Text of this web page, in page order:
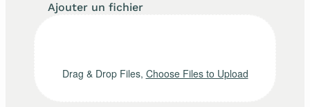
Ajouter un fichier
Drag & Drop Files, Choose Files to Upload